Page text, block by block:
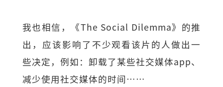
我也相信，《The Social Dilemma》的推
出，应该影响了不少观看该片的人做出一
些决定，例如：卸载了某些社交媒体app、
减少使用社交媒体的时间……